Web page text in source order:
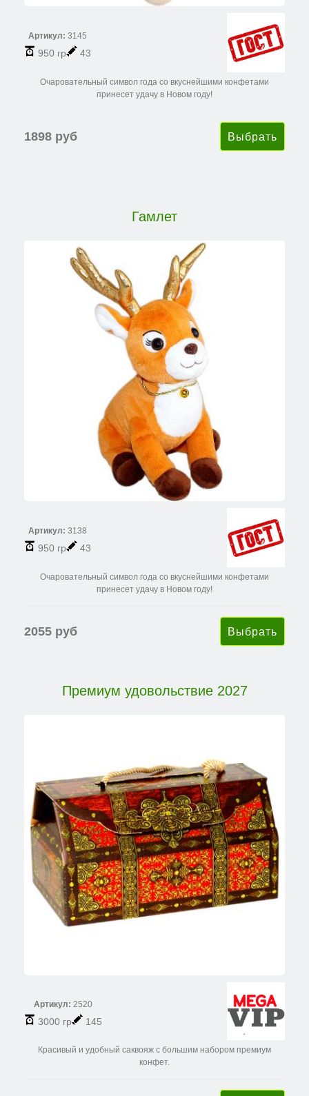
Артикул: 3145
950 гр 43
Очаровательный символ года со вкуснейшими конфетами
принесет удачу в Новом году!
1898 руб
Гамлет
Артикул: 3138
950 гр 43
Очаровательный символ года со вкуснейшими конфетами
принесет удачу в Новом году!
2055 руб
Премиум удовольствие 2027
Артикул: 2520
3000 гр 145
Красивый и удобный саквояж с большим набором премиум
конфет.